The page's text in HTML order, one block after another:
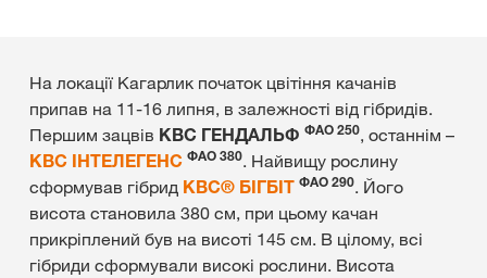
На локації Кагарлик початок цвітіння качанів
припав на 11-16 липня, в залежності від гібридів.
Першим зацвів КВС ГЕНДАЛЬФ ФАО 250, останнім –
КВС ІНТЕЛЕГЕНС ФАО 380. Найвищу рослину
сформував гібрид КВС® БІГБІТ ФАО 290. Його
висота становила 380 см, при цьому качан
прикріплений був на висоті 145 см. В цілому, всі
гібриди сформували високі рослини. Висота